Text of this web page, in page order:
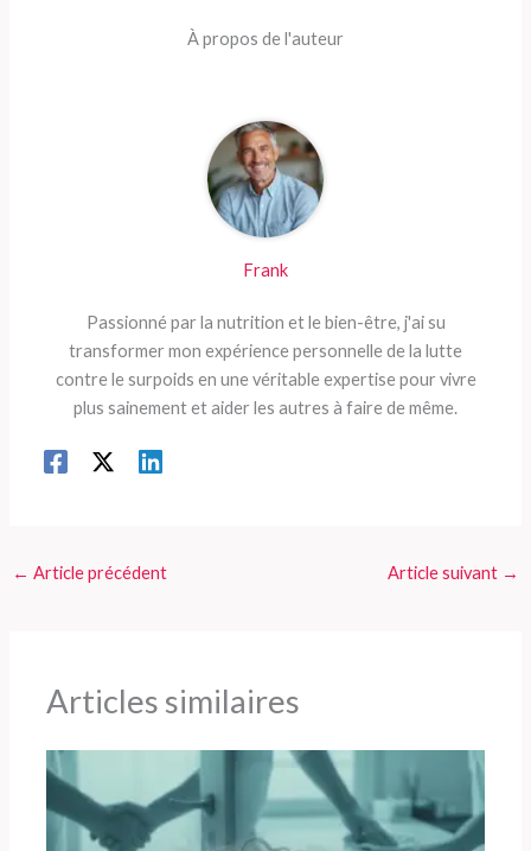
À propos de l'auteur
Frank
Passionné par la nutrition et le bien-être, j'ai su
transformer mon expérience personnelle de la lutte
contre le surpoids en une véritable expertise pour vivre
plus sainement et aider les autres à faire de même.
← Article précédent Article suivant →
Articles similaires